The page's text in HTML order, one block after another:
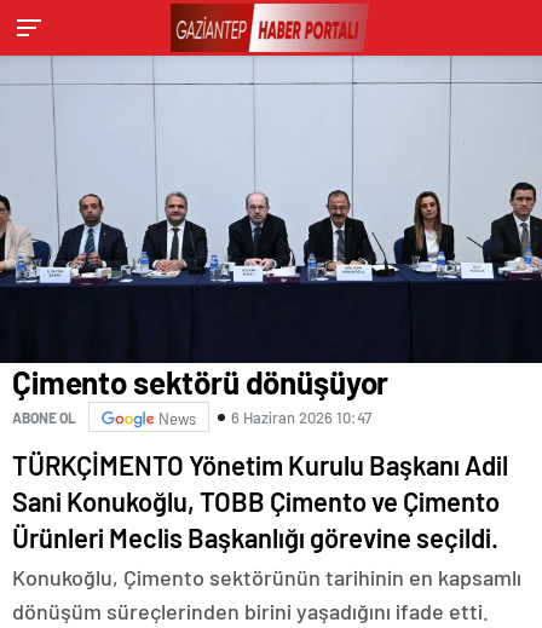
Çimento sektörü dönüşüyor
ABONE OL News 6 Haziran 2026 10:47
TÜRKÇİMENTO Yönetim Kurulu Başkanı Adil
Sani Konukoğlu, TOBB Çimento ve Çimento
Ürünleri Meclis Başkanlığı görevine seçildi.
Konukoğlu, Çimento sektörünün tarihinin en kapsamlı
dönüşüm süreçlerinden birini yaşadığını ifade etti.